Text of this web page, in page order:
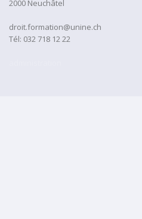
2000 Neuchâtel
droit.formation@unine.ch
Tél: 032 718 12 22